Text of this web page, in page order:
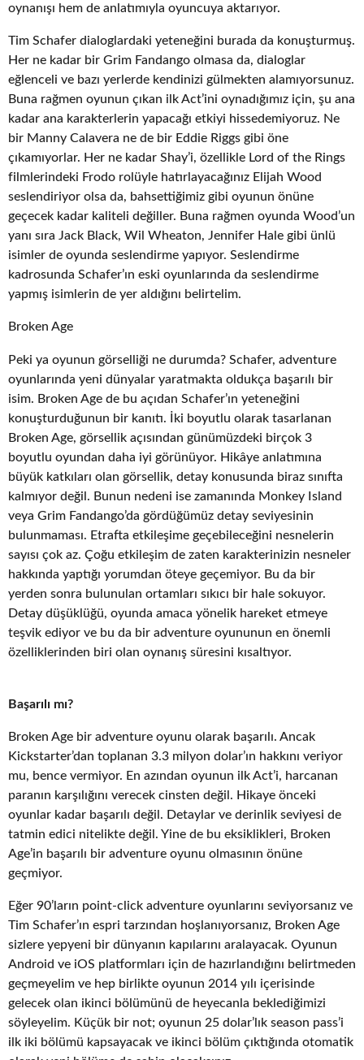
oynanışı hem de anlatımıyla oyuncuya aktarıyor.
Tim Schafer dialoglardaki yeteneğini burada da konuşturmuş.
Her ne kadar bir Grim Fandango olmasa da, dialoglar
eğlenceli ve bazı yerlerde kendinizi gülmekten alamıyorsunuz.
Buna rağmen oyunun çıkan ilk Act’ini oynadığımız için, şu ana
kadar ana karakterlerin yapacağı etkiyi hissedemiyoruz. Ne
bir Manny Calavera ne de bir Eddie Riggs gibi öne
çıkamıyorlar. Her ne kadar Shay’i, özellikle Lord of the Rings
filmlerindeki Frodo rolüyle hatırlayacağınız Elijah Wood
seslendiriyor olsa da, bahsettiğimiz gibi oyunun önüne
geçecek kadar kaliteli değiller. Buna rağmen oyunda Wood’un
yanı sıra Jack Black, Wil Wheaton, Jennifer Hale gibi ünlü
isimler de oyunda seslendirme yapıyor. Seslendirme
kadrosunda Schafer’ın eski oyunlarında da seslendirme
yapmış isimlerin de yer aldığını belirtelim.
Broken Age
Peki ya oyunun görselliği ne durumda? Schafer, adventure
oyunlarında yeni dünyalar yaratmakta oldukça başarılı bir
isim. Broken Age de bu açıdan Schafer’ın yeteneğini
konuşturduğunun bir kanıtı. İki boyutlu olarak tasarlanan
Broken Age, görsellik açısından günümüzdeki birçok 3
boyutlu oyundan daha iyi görünüyor. Hikâye anlatımına
büyük katkıları olan görsellik, detay konusunda biraz sınıfta
kalmıyor değil. Bunun nedeni ise zamanında Monkey Island
veya Grim Fandango’da gördüğümüz detay seviyesinin
bulunmaması. Etrafta etkileşime geçebileceğini nesnelerin
sayısı çok az. Çoğu etkileşim de zaten karakterinizin nesneler
hakkında yaptığı yorumdan öteye geçemiyor. Bu da bir
yerden sonra bulunulan ortamları sıkıcı bir hale sokuyor.
Detay düşüklüğü, oyunda amaca yönelik hareket etmeye
teşvik ediyor ve bu da bir adventure oyununun en önemli
özelliklerinden biri olan oynanış süresini kısaltıyor.
Başarılı mı?
Broken Age bir adventure oyunu olarak başarılı. Ancak
Kickstarter’dan toplanan 3.3 milyon dolar’ın hakkını veriyor
mu, bence vermiyor. En azından oyunun ilk Act’i, harcanan
paranın karşılığını verecek cinsten değil. Hikaye önceki
oyunlar kadar başarılı değil. Detaylar ve derinlik seviyesi de
tatmin edici nitelikte değil. Yine de bu eksiklikleri, Broken
Age’in başarılı bir adventure oyunu olmasının önüne
geçmiyor.
Eğer 90’ların point-click adventure oyunlarını seviyorsanız ve
Tim Schafer’ın espri tarzından hoşlanıyorsanız, Broken Age
sizlere yepyeni bir dünyanın kapılarını aralayacak. Oyunun
Android ve iOS platformları için de hazırlandığını belirtmeden
geçmeyelim ve hep birlikte oyunun 2014 yılı içerisinde
gelecek olan ikinci bölümünü de heyecanla beklediğimizi
söyleyelim. Küçük bir not; oyunun 25 dolar’lık season pass’i
ilk iki bölümü kapsayacak ve ikinci bölüm çıktığında otomatik